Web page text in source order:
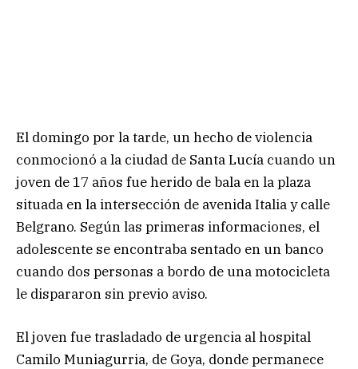
El domingo por la tarde, un hecho de violencia
conmocionó a la ciudad de Santa Lucía cuando un
joven de 17 años fue herido de bala en la plaza
situada en la intersección de avenida Italia y calle
Belgrano. Según las primeras informaciones, el
adolescente se encontraba sentado en un banco
cuando dos personas a bordo de una motocicleta
le dispararon sin previo aviso.
El joven fue trasladado de urgencia al hospital
Camilo Muniagurria, de Goya, donde permanece